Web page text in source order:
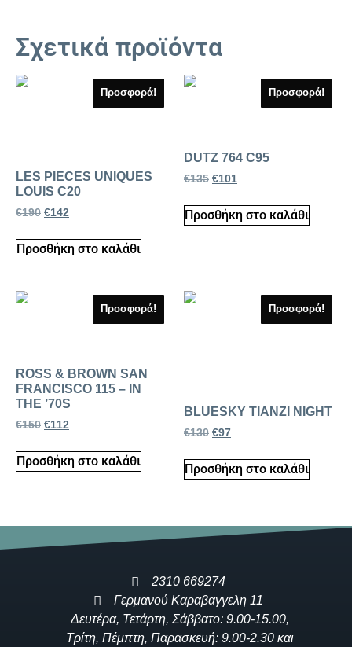
Σχετικά προϊόντα
Προσφορά!
LES PIECES UNIQUES
LOUIS C20
€190 €142
Προσθήκη στο καλάθι
Προσφορά!
DUTZ 764 C95
€135 €101
Προσθήκη στο καλάθι
Προσφορά!
ROSS & BROWN SAN
FRANCISCO 115 – IN
THE ’70S
€150 €112
Προσθήκη στο καλάθι
Προσφορά!
BLUESKY TIANZI NIGHT
€130 €97
Προσθήκη στο καλάθι
2310 669274
Γερμανού Καραβαγγελη 11
Δευτέρα, Τετάρτη, Σάββατο: 9.00-15.00,
Τρίτη, Πέμπτη, Παρασκευή: 9.00-2.30 και